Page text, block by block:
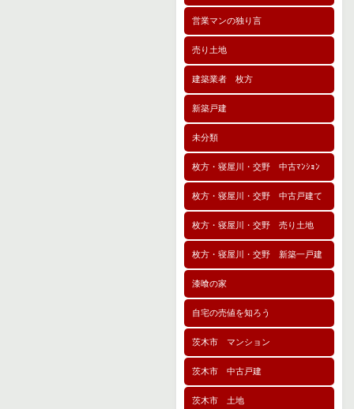
営業マンの独り言
売り土地
建築業者 枚方
新築戸建
未分類
枚方・寝屋川・交野 中古ﾏﾝｼｮﾝ
枚方・寝屋川・交野 中古戸建て
枚方・寝屋川・交野 売り土地
枚方・寝屋川・交野 新築一戸建
漆喰の家
自宅の売値を知ろう
茨木市 マンション
茨木市 中古戸建
茨木市 土地